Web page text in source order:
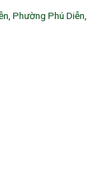
Phường Phú Diễn,